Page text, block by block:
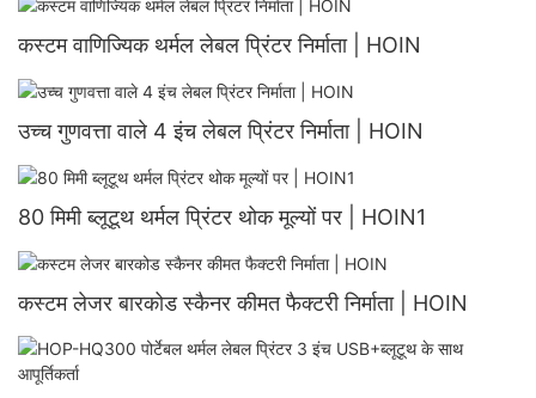
कस्टम वाणिज्यिक थर्मल लेबल प्रिंटर निर्माता | HOIN
उच्च गुणवत्ता वाले 4 इंच लेबल प्रिंटर निर्माता | HOIN
80 मिमी ब्लूटूथ थर्मल प्रिंटर थोक मूल्यों पर | HOIN1
कस्टम लेजर बारकोड स्कैनर कीमत फैक्टरी निर्माता | HOIN